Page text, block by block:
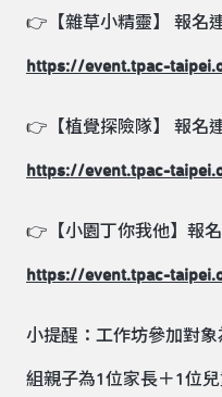
👉【雜草小精靈】 報名連
https://event.tpac-
👉【植覺探險隊】 報名連
https://event.tpac-
👉【小園丁你我他】報名
https://event.tpac-
小提醒：工作坊參加對
組親子為1位家長＋1位